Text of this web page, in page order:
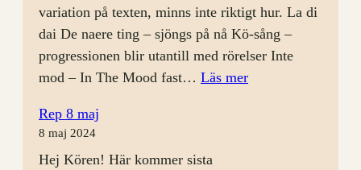
variation på texten, minns inte riktigt hur. La di
dai De naere ting – sjöngs på nå Kö-sång –
progressionen blir utantill med rörelser Inte
mod – In The Mood fast… Läs mer:
Rep 8 maj
8 maj 2024
Hej Kören! Här kommer sista